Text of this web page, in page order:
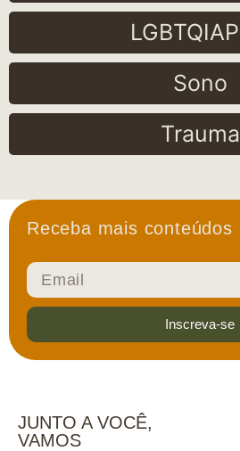
Sono
Trauma
Receba mais conteúdos
Inscreva-se
JUNTO A VOCÊ,
VAMOS